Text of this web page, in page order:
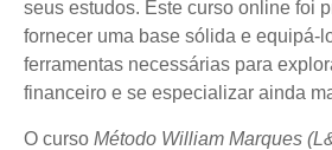
seus estudos. Este curso online foi
fornecer uma base sólida e equipá-
ferramentas necessárias para
financeiro e se especializar ainda
O curso Método William Marques